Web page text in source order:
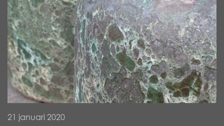
21 januari 2020